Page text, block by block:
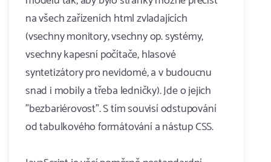
na všech zařízeních html zvladajících
(vsechny monitory, vsechny op. systémy,
vsechny kapesní počítače, hlasové
syntetizátory pro nevidomé, a v budoucnu
snad i mobily a třeba ledničky). Jde o jejich
"bezbariérovost". S tím souvisí odstupování
od tabulkového formátování a nástup CSS.